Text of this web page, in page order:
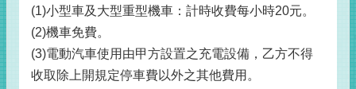
(1)小型車及大型重型機車：計時收費每小時20元。
(2)機車免費。
(3)電動汽車使用由甲方設置之充電設備，乙方不得
收取除上開規定停車費以外之其他費用。